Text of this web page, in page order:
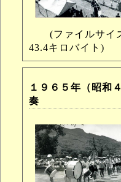
(ファイルサイ
43.4キロバイト)
１９６５年（昭和
奏